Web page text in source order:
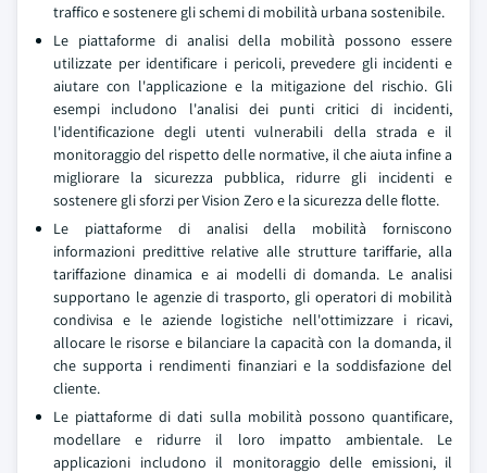
traffico e sostenere gli schemi di mobilità urbana sostenibile.
Le piattaforme di analisi della mobilità possono essere
utilizzate per identificare i pericoli, prevedere gli incidenti e
aiutare con l'applicazione e la mitigazione del rischio. Gli
esempi includono l'analisi dei punti critici di incidenti,
l'identificazione degli utenti vulnerabili della strada e il
monitoraggio del rispetto delle normative, il che aiuta infine a
migliorare la sicurezza pubblica, ridurre gli incidenti e
sostenere gli sforzi per Vision Zero e la sicurezza delle flotte.
Le piattaforme di analisi della mobilità forniscono
informazioni predittive relative alle strutture tariffarie, alla
tariffazione dinamica e ai modelli di domanda. Le analisi
supportano le agenzie di trasporto, gli operatori di mobilità
condivisa e le aziende logistiche nell'ottimizzare i ricavi,
allocare le risorse e bilanciare la capacità con la domanda, il
che supporta i rendimenti finanziari e la soddisfazione del
cliente.
Le piattaforme di dati sulla mobilità possono quantificare,
modellare e ridurre il loro impatto ambientale. Le
applicazioni includono il monitoraggio delle emissioni, il